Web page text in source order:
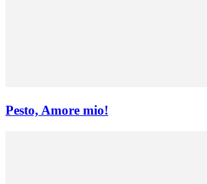
Pesto, Amore mio!